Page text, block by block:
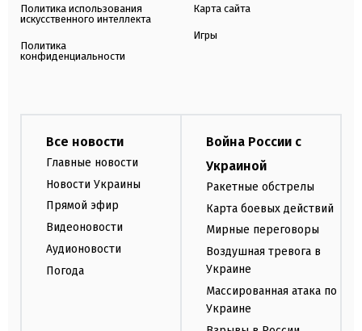
Политика использования
искусственного интеллекта
Политика
конфиденциальности
Карта сайта
Игры
Все новости
Главные новости
Новости Украины
Прямой эфир
Видеоновости
Аудионовости
Погода
Война России с
Украиной
Ракетные обстрелы
Карта боевых действий
Мирные переговоры
Воздушная тревога в
Украине
Массированная атака по
Украине